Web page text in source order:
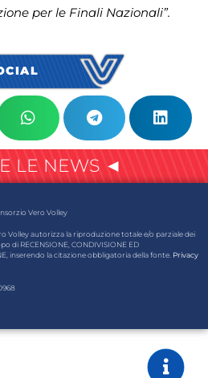
per le Finali Nazionali”.
LE NEWS ◄
Vero Volley
Volley autorizza la riproduzione totale e/o parziale dei
di RECENSIONE, CONDIVISIONE ED
inserendo la citazione obbligatoria della fonte. Privacy